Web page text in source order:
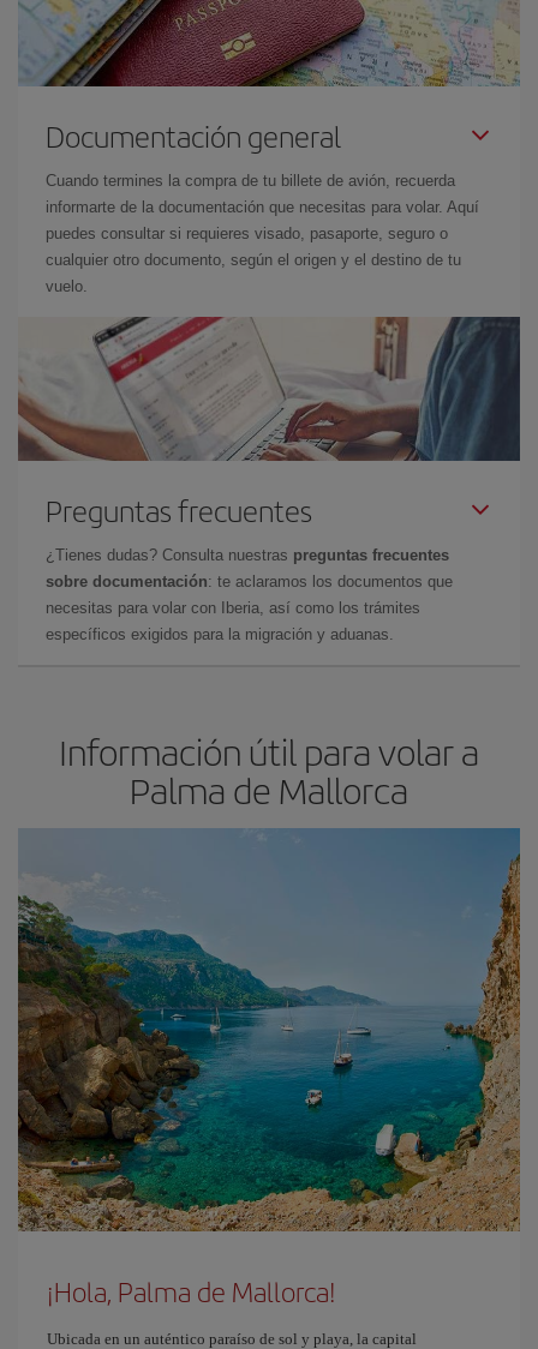
Documentación general
Cuando termines la compra de tu billete de avión, recuerda
informarte de la documentación que necesitas para volar. Aquí
puedes consultar si requieres visado, pasaporte, seguro o
cualquier otro documento, según el origen y el destino de tu
vuelo.
Preguntas frecuentes
¿Tienes dudas? Consulta nuestras preguntas frecuentes
sobre documentación: te aclaramos los documentos que
necesitas para volar con Iberia, así como los trámites
específicos exigidos para la migración y aduanas.
Información útil para volar a
Palma de Mallorca
¡Hola, Palma de Mallorca!
Ubicada en un auténtico paraíso de sol y playa, la capital